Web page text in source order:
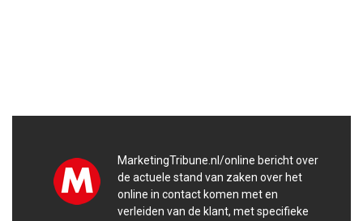
MarketingTribune.nl/online bericht over
de actuele stand van zaken over het
online in contact komen met en
verleiden van de klant, met specifieke